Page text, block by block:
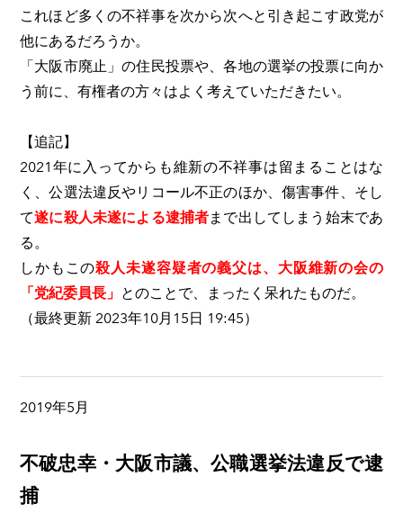
これほど多くの不祥事を次から次へと引き起こす政党が
他にあるだろうか。
「大阪市廃止」の住民投票や、各地の選挙の投票に向か
う前に、有権者の方々はよく考えていただきたい。
【追記】
2021年に入ってからも維新の不祥事は留まることはな
く、公選法違反やリコール不正のほか、傷害事件、そし
て遂に殺人未遂による逮捕者まで出してしまう始末であ
る。
しかもこの殺人未遂容疑者の義父は、大阪維新の会の
「党紀委員長」 とのことで、まったく呆れたものだ。
（最終更新 2023年10月15日 19:45）
2019年5月
不破忠幸・大阪市議、公職選挙法違反で逮
捕